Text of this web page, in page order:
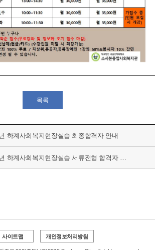
목록
하계사회복지현장실습 최종합격자 안내
사이트맵 개인정보처리방침